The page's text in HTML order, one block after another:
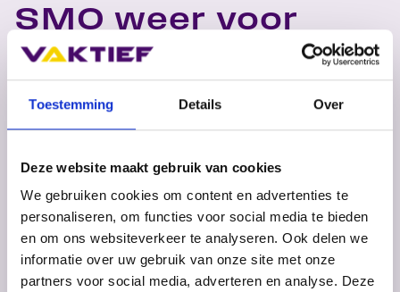
Toestemming Details Over
Deze website maakt gebruik van cookies
We gebruiken cookies om content en advertenties te
personaliseren, om functies voor social media te bieden
en om ons websiteverkeer te analyseren. Ook delen we
informatie over uw gebruik van onze site met onze
partners voor social media, adverteren en analyse. Deze
Home>Nieuws> Lidbedrijven>
SMO weer voor twee jaar officieel erkend scholingspool
SMO weer voor
twee jaar officieel
erkend
scholingspool
plaatsgevonden van het OOM (Opleiding, Ontwikkeling
Metaalbewerking) bij de Stichting Metaal Opleidingen.
Tijdens de audit werd getoetst of SMO aan de
voorwaarde voldoet om als officieel erkende
scholingspool erkend te blijven.